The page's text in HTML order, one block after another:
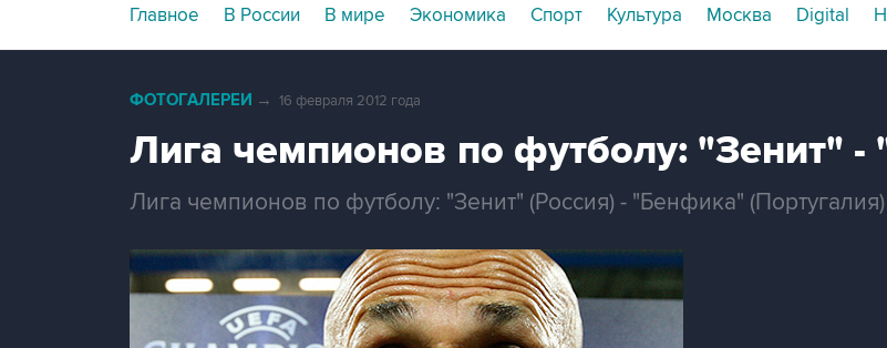
Главное В России В мире Экономика Спорт Культура Москва Digital
ФОТОГАЛЕРЕИ → 16 февраля 2012 года
Лига чемпионов по футболу: "Зенит"
Лига чемпионов по футболу: "Зенит" (Россия) - "Бенфика"